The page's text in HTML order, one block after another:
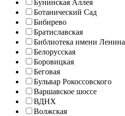
Бунинская Аллея
Ботанический Сад
Бибирево
Братиславская
Библиотека имени Ленина
Белорусская
Боровицкая
Беговая
Бульвар Рокоссовского
Варшавское шоссе
ВДНХ
Волжская